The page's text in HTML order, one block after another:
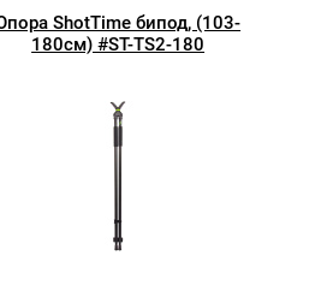
ShotTime бипод, (103-
180см) #ST-TS2-180